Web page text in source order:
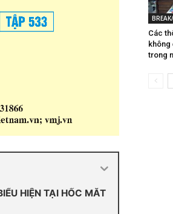
HIỆN TẠI HỐC MẮT
Các
trong